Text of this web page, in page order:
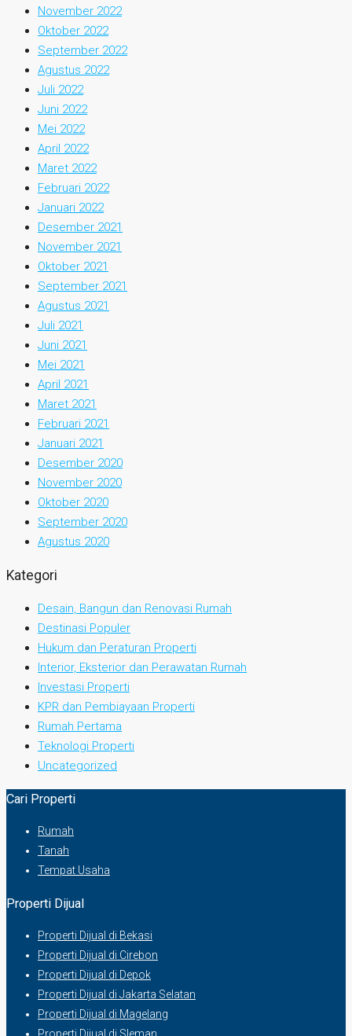
November 2022
Oktober 2022
September 2022
Agustus 2022
Juli 2022
Juni 2022
Mei 2022
April 2022
Maret 2022
Februari 2022
Januari 2022
Desember 2021
November 2021
Oktober 2021
September 2021
Agustus 2021
Juli 2021
Juni 2021
Mei 2021
April 2021
Maret 2021
Februari 2021
Januari 2021
Desember 2020
November 2020
Oktober 2020
September 2020
Agustus 2020
Kategori
Desain, Bangun dan Renovasi Rumah
Destinasi Populer
Hukum dan Peraturan Properti
Interior, Eksterior dan Perawatan Rumah
Investasi Properti
KPR dan Pembiayaan Properti
Rumah Pertama
Teknologi Properti
Uncategorized
Cari Properti
Rumah
Tanah
Tempat Usaha
Properti Dijual
Properti Dijual di Bekasi
Properti Dijual di Cirebon
Properti Dijual di Depok
Properti Dijual di Jakarta Selatan
Properti Dijual di Magelang